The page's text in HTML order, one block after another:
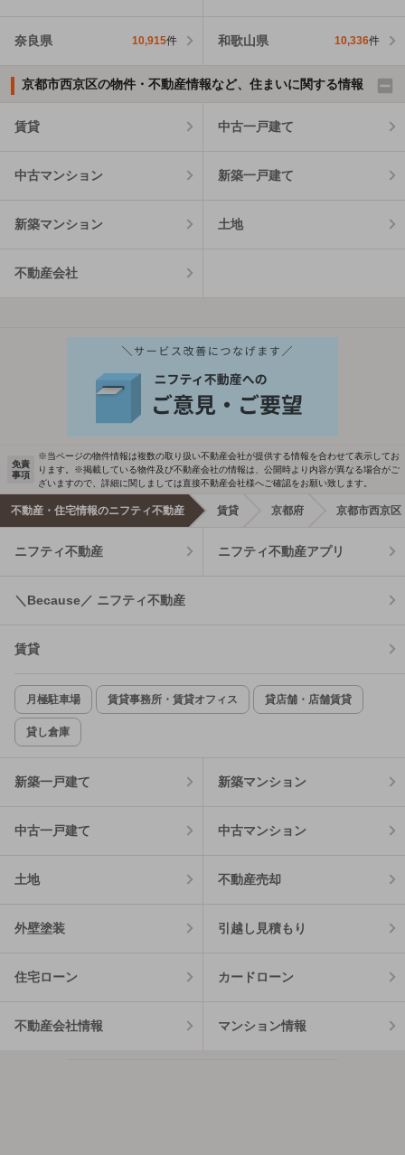
奈良県 10,915件 和歌山県 10,336件
京都市西京区の物件・不動産情報など、住まいに関する情報
賃貸 中古一戸建て
中古マンション 新築一戸建て
新築マンション 土地
不動産会社
免責
事項
※当ページの物件情報は複数の取り扱い不動産会社が提供する情報を合わせて表示してお
ります。※掲載している物件及び不動産会社の情報は、公開時より内容が異なる場合がご
ざいますので、詳細に関しましては直接不動産会社様へご確認をお願い致します。
不動産・住宅情報のニフティ不動産 賃貸 京都府 京都市西京区
ニフティ不動産 ニフティ不動産アプリ
＼Because／ ニフティ不動産
賃貸
月極駐車場 賃貸事務所・賃貸オフィス 貸店舗・店舗賃貸
貸し倉庫
新築一戸建て 新築マンション
中古一戸建て 中古マンション
土地 不動産売却
外壁塗装 引越し見積もり
住宅ローン カードローン
不動産会社情報 マンション情報